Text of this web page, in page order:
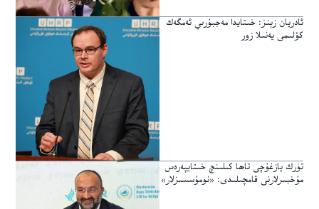
ئادريان زېنز: خىتايدا مەجبۇرىي ئەمگەك
كۆلىمى يەنىلا زور
تۈرك يازغۇچى تاھا كىلىنچ خىتايپەرەس
مۇخبىرلارنى قامچىلىدى: «نومۇسسىزلار»